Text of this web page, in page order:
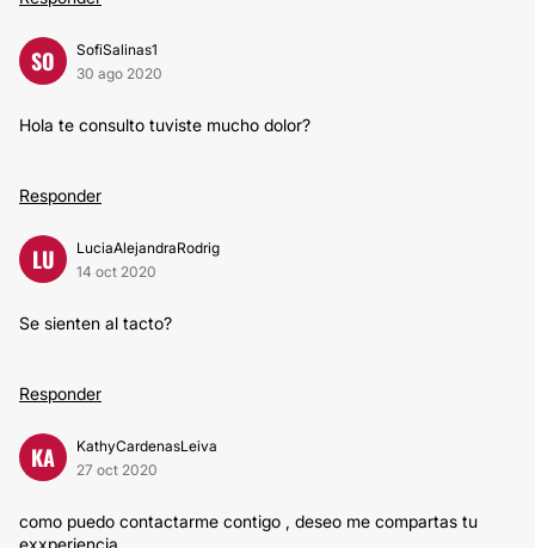
SO
SofiSalinas1
30 ago 2020
Hola te consulto tuviste mucho dolor?
Responder
LU
LuciaAlejandraRodrig
14 oct 2020
Se sienten al tacto?
Responder
KA
KathyCardenasLeiva
27 oct 2020
como puedo contactarme contigo , deseo me compartas tu
exxperiencia